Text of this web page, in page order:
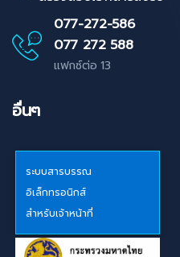
077-272-586
077 272 588
แฟกซ์ต่อ 13
อื่นๆ
ระบบสารบรรณ
อิเล็กทรอนิกส์
สำหรับเจ้าหน้าที่